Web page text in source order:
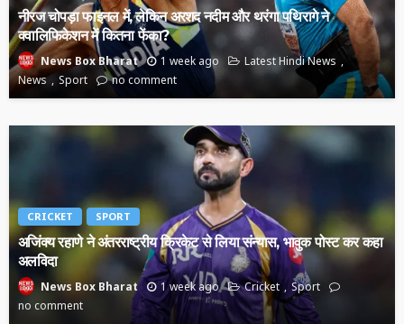
नीरज चोपड़ा फाइनल में, लेकिन अरशद नदीम और थरंगा पथिरागे ने
क्वालिफिकेशन में कितना फेंका?
News Box Bharat 1 week ago
Latest Hindi News
News
Sport no comment
CRICKET SPORT
अजिंक्य रहाणे ने अंतरराष्ट्रीय क्रिकेट से लिया संन्यास, भावुक पोस्ट कर कहा
अलविदा
News Box Bharat 1 week ago Cricket
Sport
no comment